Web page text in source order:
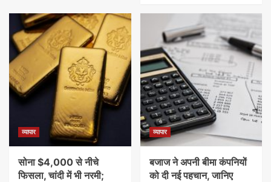
व्यापार
सोना $4,000 से नीचे
फिसला, चांदी में भी नरमी;
व्यापार
बजाज ने अपनी बीमा कंपनियों
को दी नई पहचान, जानिए